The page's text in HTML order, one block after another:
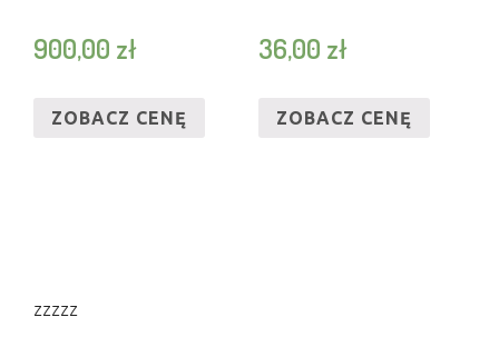
900,00 zł
ZOBACZ CENĘ
36,00 zł
ZOBACZ CENĘ
zzzzz